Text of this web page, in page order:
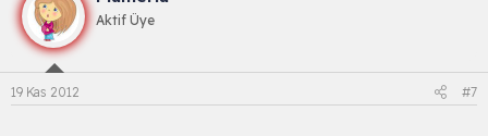
Aktif Üye
19 Kas 2012 #7